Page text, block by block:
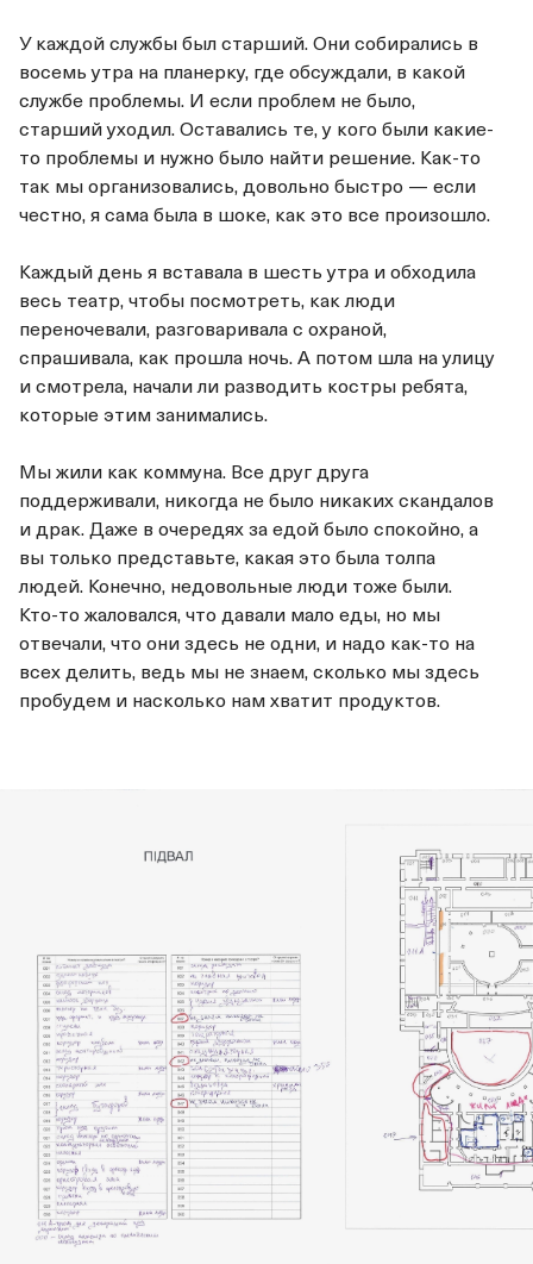
У каждой службы был старший. Они собирались в
восемь утра на планерку, где обсуждали, в какой
службе проблемы. И если проблем не было,
старший уходил. Оставались те, у кого были какие-
то проблемы и нужно было найти решение. Как-то
так мы организовались, довольно быстро — если
честно, я сама была в шоке, как это все произошло.
Каждый день я вставала в шесть утра и обходила
весь театр, чтобы посмотреть, как люди
переночевали, разговаривала с охраной,
спрашивала, как прошла ночь. А потом шла на улицу
и смотрела, начали ли разводить костры ребята,
которые этим занимались.
Мы жили как коммуна. Все друг друга
поддерживали, никогда не было никаких скандалов
и драк. Даже в очередях за едой было спокойно, а
вы только представьте, какая это была толпа
людей. Конечно, недовольные люди тоже были.
Кто-то жаловался, что давали мало еды, но мы
отвечали, что они здесь не одни, и надо как-то на
всех делить, ведь мы не знаем, сколько мы здесь
пробудем и насколько нам хватит продуктов.